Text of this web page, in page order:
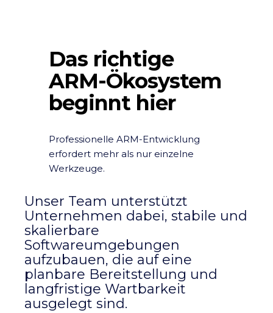
Das richtige
ARM-Ökosystem
beginnt hier
Professionelle ARM-Entwicklung
erfordert mehr als nur einzelne
Werkzeuge.
Unser Team unterstützt
Unternehmen dabei, stabile und
skalierbare
Softwareumgebungen
aufzubauen, die auf eine
planbare Bereitstellung und
langfristige Wartbarkeit
ausgelegt sind.